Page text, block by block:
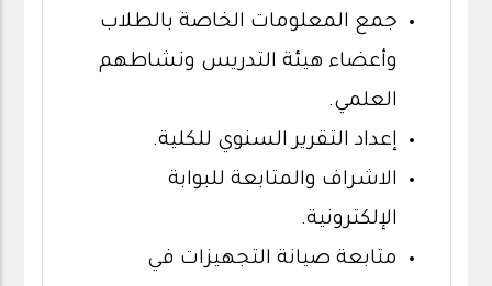
جمع المعلومات الخاصة بالطلاب
وأعضاء هيئة التدريس ونشاطهم
العلمي.
إعداد التقرير السنوي للكلية.
الاشراف والمتابعة للبوابة
الإلكترونية.
متابعة صيانة التجهيزات في